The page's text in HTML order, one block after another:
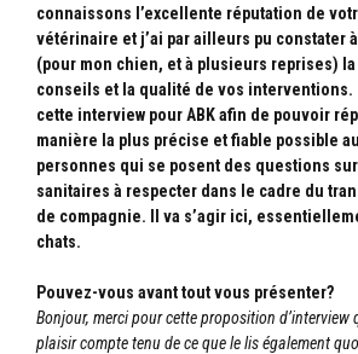
connaissons l’excellente réputation de
vétérinaire et j’ai par ailleurs pu constater
(pour mon chien, et à plusieurs reprises)
conseils et la qualité de vos interventions.
cette interview pour ABK afin de pouvoir
manière la plus précise et fiable possible
personnes qui se posent des questions
sanitaires à respecter dans le cadre du
de compagnie. Il va s’agir ici,
chats.
Pouvez-vous avant tout vous présenter?
Bonjour, merci pour cette proposition d’interview
plaisir compte tenu de ce que le lis également